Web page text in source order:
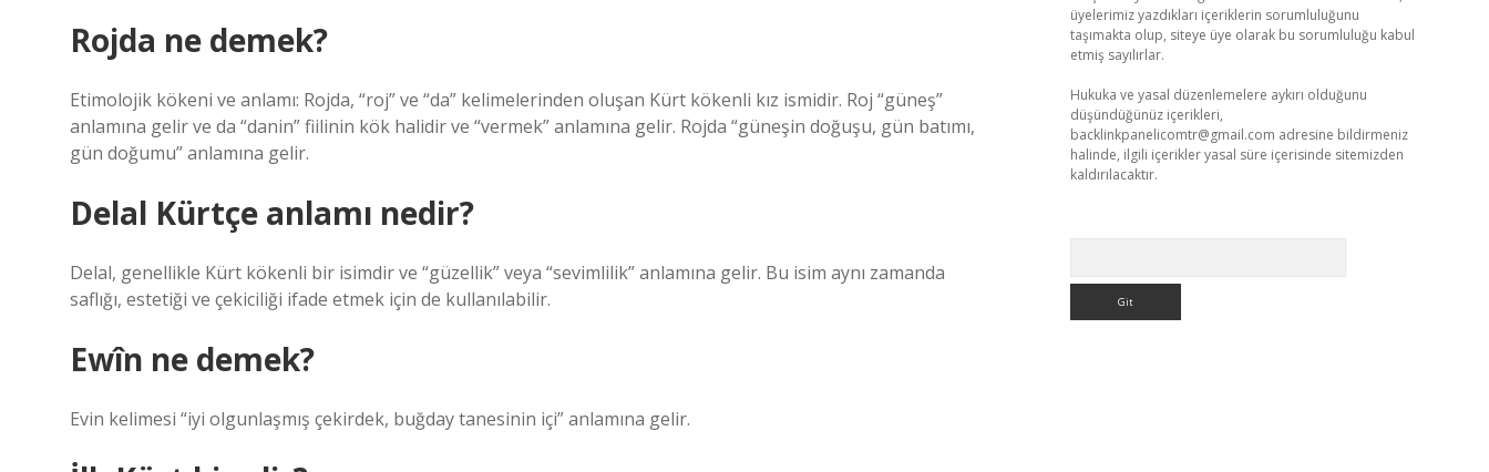
Rojda ne demek?
Etimolojik kökeni ve anlamı: Rojda, “roj” ve “da” kelimelerinden oluşan Kürt kökenli kız ismidir. Roj “güneş”
anlamına gelir ve da “danin” fiilinin kök halidir ve “vermek” anlamına gelir. Rojda “güneşin doğuşu, gün batımı,
gün doğumu” anlamına gelir.
Delal Kürtçe anlamı nedir?
Delal, genellikle Kürt kökenli bir isimdir ve “güzellik” veya “sevimlilik” anlamına gelir. Bu isim aynı zamanda
saflığı, estetiği ve çekiciliği ifade etmek için de kullanılabilir.
Ewîn ne demek?
Evin kelimesi “iyi olgunlaşmış çekirdek, buğday tanesinin içi” anlamına gelir.
üyelerimiz yazdıkları içeriklerin sorumluluğunu
taşımakta olup, siteye üye olarak bu sorumluluğu kabul
etmiş sayılırlar.
Hukuka ve yasal düzenlemelere aykırı olduğunu
düşündüğünüz içerikleri,
backlinkpanelicomtr@gmail.com adresine bildirmeniz
halinde, ilgili içerikler yasal süre içerisinde sitemizden
kaldırılacaktır.